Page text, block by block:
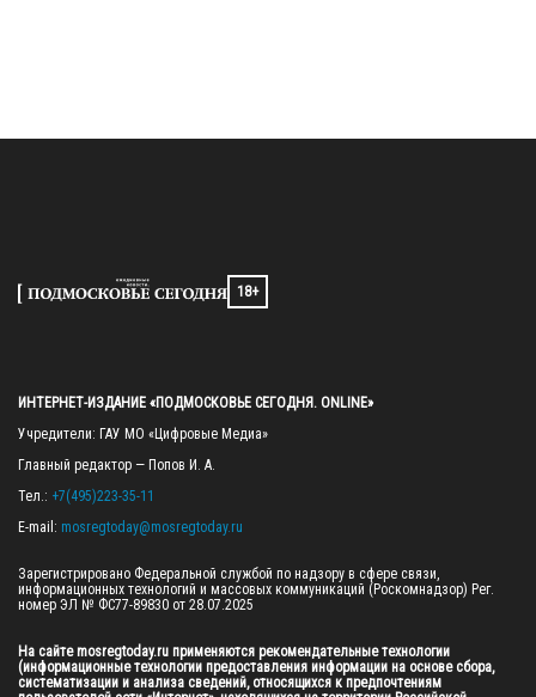
18+
ИНТЕРНЕТ-ИЗДАНИЕ «ПОДМОСКОВЬЕ СЕГОДНЯ. ONLINE»
Учредители: ГАУ МО «Цифровые Медиа»
Главный редактор — Попов И. А.
Тел.: +7(495)223-35-11
E-mail: mosregtoday@mosregtoday.ru
Зарегистрировано Федеральной службой по надзору в сфере связи,
информационных технологий и массовых коммуникаций (Роскомнадзор) Рег.
номер ЭЛ № ФС77-89830 от 28.07.2025
На сайте mosregtoday.ru применяются рекомендательные технологии
(информационные технологии предоставления информации на основе сбора,
систематизации и анализа сведений, относящихся к предпочтениям